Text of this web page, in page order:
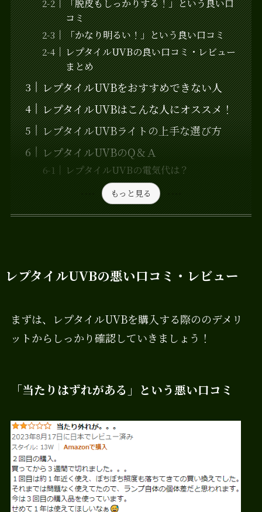
「脱皮もしっかりする！」という良い口
コミ
「かなり明るい！」という良い口コミ
レプタイルUVBの良い口コミ・レビュー
まとめ
レプタイルUVBをおすすめできない人
レプタイルUVBはこんな人にオススメ！
レプタイルUVBライトの上手な選び方
レプタイルUVBのQ＆Ａ
レプタイルUVBの電気代は？
もっと見る
レプタイルUVBの悪い口コミ・レビュー
まずは、レプタイルUVBを購入する際ののデメリ
ットからしっかり確認していきましょう！
「当たりはずれがある」という悪い口コミ